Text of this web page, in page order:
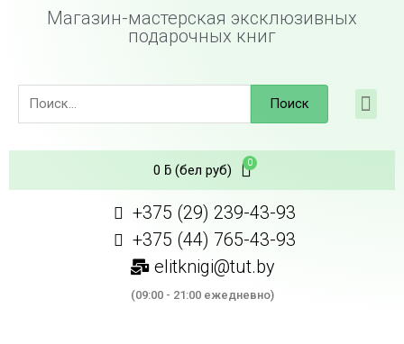
Магазин-мастерская эксклюзивных
подарочных книг
Поиск
0 ƃ(бел руб)
+375 (29) 239-43-93
+375 (44) 765-43-93
elitknigi@tut.by
(09:00 - 21:00 ежедневно)